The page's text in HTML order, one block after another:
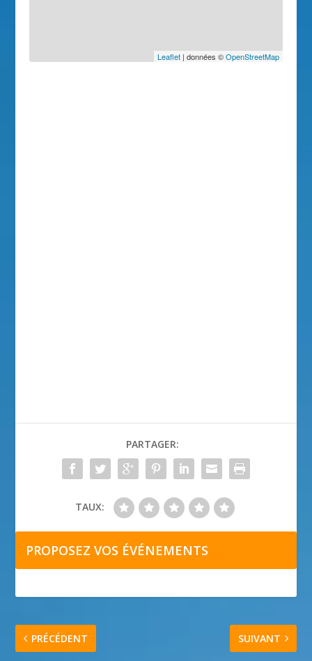
Leaflet| données ©OpenStreetMap
PARTAGER:
TAUX:
PROPOSEZ VOS ÉVÉNEMENTS
PRÉCÉDENT SUIVANT